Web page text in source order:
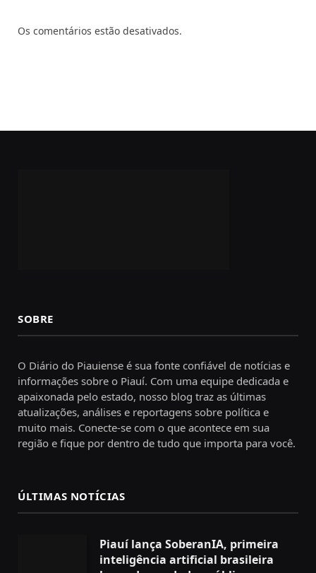
Os comentários estão desativados.
SOBRE
O Diário do Piauiense é sua fonte confiável de notícias e
informações sobre o Piauí. Com uma equipe dedicada e
apaixonada pelo estado, nosso blog traz as últimas
atualizações, análises e reportagens sobre política e
muito mais. Conecte-se com o que acontece em sua
região e fique por dentro de tudo que importa para você.
ÚLTIMAS NOTÍCIAS
Piauí lança SoberanIA, primeira
inteligência artificial brasileira